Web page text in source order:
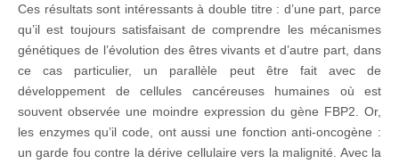
Ces résultats sont intéressants à double titre : d’une part, parce
qu’il est toujours satisfaisant de comprendre les mécanismes
génétiques de l’évolution des êtres vivants et d’autre part, dans
ce cas particulier, un parallèle peut être fait avec de
développement de cellules cancéreuses humaines où est
souvent observée une moindre expression du gène FBP2. Or,
les enzymes qu’il code, ont aussi une fonction anti-oncogène :
un garde fou contre la dérive cellulaire vers la malignité. Avec la